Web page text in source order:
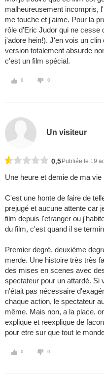
malheureusement incompris,
me touche et j'aime. Pour la
rôle d'Eric Judor qui ne cesse
j'adore hein!). J'en vois un
version totalement absurde
c'est un film spécial.
0 0
Un visiteur
0,5 Publiée le 19
Une heure et demie de ma
C'est une honte de faire de
prejugé et aucune attente car
film depuis l'etranger ou
du film, c'est quand il se
Premier degré, deuxième
merde. Une histoire très très
des mises en scenes avec
spectateur pour un attardé. Si
n'était pas nécessaire
chaque action, le spectateur
même. Mais non, a la place,
explique et reexplique de
pour etre sur que tout le
0 0